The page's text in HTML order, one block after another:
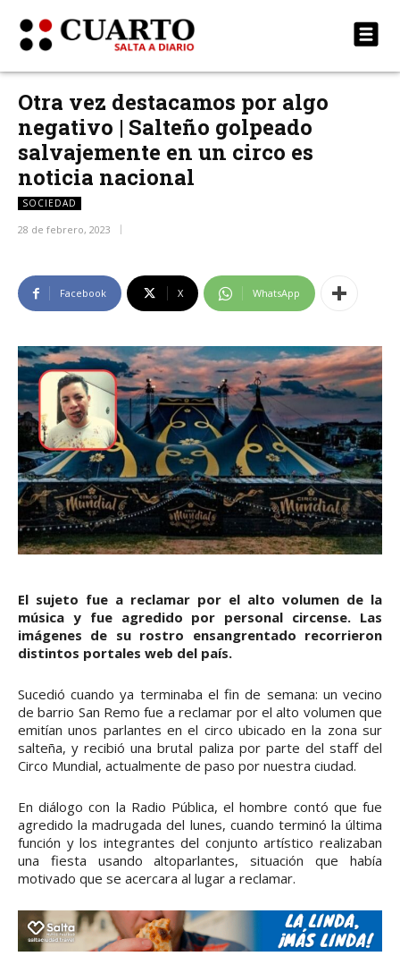
Otra vez destacamos por algo
negativo | Salteño golpeado
salvajemente en un circo es
noticia nacional
SOCIEDAD
28 de febrero, 2023
Facebook X WhatsApp
El sujeto fue a reclamar por el alto volumen de la
música y fue agredido por personal circense. Las
imágenes de su rostro ensangrentado recorrieron
distintos portales web del país.
Sucedió cuando ya terminaba el fin de semana: un vecino
de barrio San Remo fue a reclamar por el alto volumen que
emitían unos parlantes en el circo ubicado en la zona sur
salteña, y recibió una brutal paliza por parte del staff del
Circo Mundial, actualmente de paso por nuestra ciudad.
En diálogo con la Radio Pública, el hombre contó que fue
agredido la madrugada del lunes, cuando terminó la última
función y los integrantes del conjunto artístico realizaban
una fiesta usando altoparlantes, situación que había
motivado que se acercara al lugar a reclamar.